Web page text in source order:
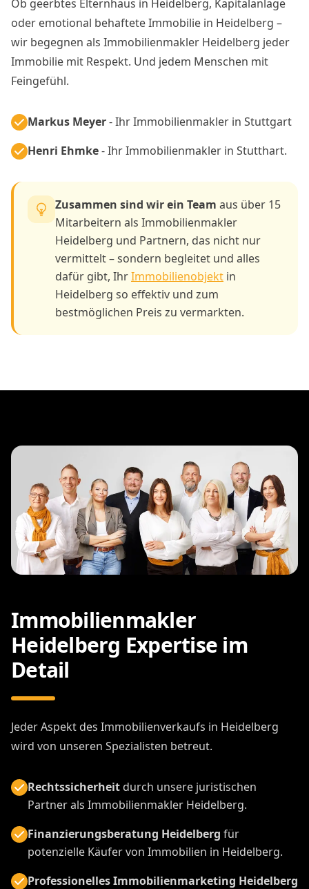
Ob geerbtes Elternhaus in Heidelberg, Kapitalanlage
oder emotional behaftete Immobilie in Heidelberg –
wir begegnen als Immobilienmakler Heidelberg jeder
Immobilie mit Respekt. Und jedem Menschen mit
Feingefühl.
Markus Meyer- Ihr Immobilienmakler in Stuttgart
Henri Ehmke- Ihr Immobilienmakler in Stutthart.
Zusammen sind wir ein Team aus über 15
Mitarbeitern als Immobilienmakler
Heidelberg und Partnern, das nicht nur
vermittelt – sondern begleitet und alles
dafür gibt, IhrImmobilienobjekt in
Heidelberg so effektiv und zum
bestmöglichen Preis zu vermarkten.
Immobilienmakler
Heidelberg Expertise im
Detail
Jeder Aspekt des Immobilienverkaufs in Heidelberg
wird von unseren Spezialisten betreut.
Rechtssicherheitdurch unsere juristischen
Partner als Immobilienmakler Heidelberg.
Finanzierungsberatung Heidelberg für
potenzielle Käufer von Immobilien in Heidelberg.
Professionelles Immobilienmarketing Heidelberg